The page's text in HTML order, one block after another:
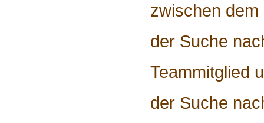
zwischen
der Suche
Teammitglied
der Suche